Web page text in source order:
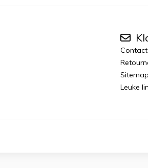
Contact
Sitemap
Leuke